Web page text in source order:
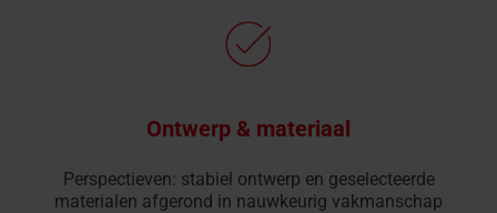
Ontwerp & materiaal
Perspectieven: stabiel ontwerp en geselecteerde
materialen afgerond in nauwkeurig vakmanschap